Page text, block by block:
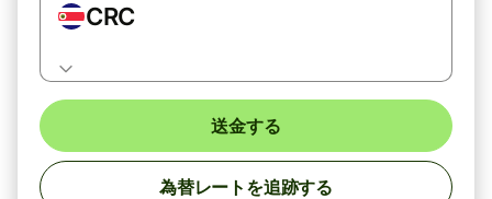
CRC
送金する
為替レートを追跡する